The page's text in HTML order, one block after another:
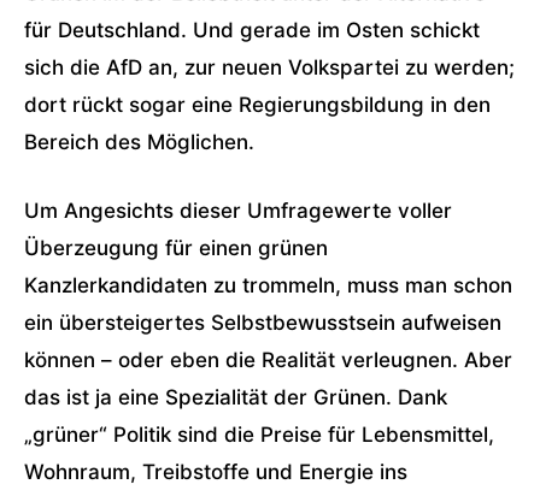
für Deutschland. Und gerade im Osten schickt
sich die AfD an, zur neuen Volkspartei zu werden;
dort rückt sogar eine Regierungsbildung in den
Bereich des Möglichen.
Um Angesichts dieser Umfragewerte voller
Überzeugung für einen grünen
Kanzlerkandidaten zu trommeln, muss man schon
ein übersteigertes Selbstbewusstsein aufweisen
können – oder eben die Realität verleugnen. Aber
das ist ja eine Spezialität der Grünen. Dank
„grüner“ Politik sind die Preise für Lebensmittel,
Wohnraum, Treibstoffe und Energie ins